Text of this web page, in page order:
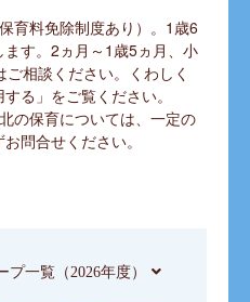
育料免除制度あり）。1歳6
す。2ヵ月～1歳5ヵ月、小
相談ください。くわしく
る」をご覧ください。
の保育については、一定の
問合せください。
一覧（2026年度）